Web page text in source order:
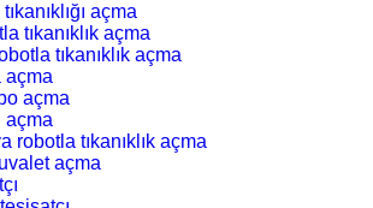
açma
tıkanıklık açma
tıkanıklık açma
açma
açma
açma
robotla tıkanıklık açma
açma